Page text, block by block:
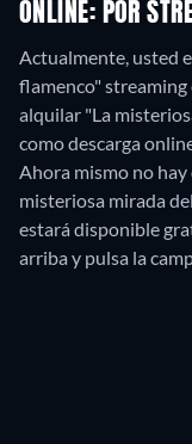
ONLINE: POR
Actualmente, usted
flamenco"
alquilar "La
como descarga
Ahora mismo no
misteriosa mirada
estará disponible
arriba y pulsa la